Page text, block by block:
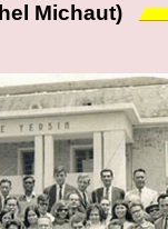
Michaut)